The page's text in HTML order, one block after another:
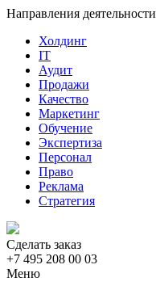
Направления деятельности
Холдинг
IT
Аудит
Продажи
Качество
Маркетинг
Обучение
Экспертиза
Персонал
Право
Реклама
Стратегия
Сделать заказ
+7 495 208 00 03
Меню